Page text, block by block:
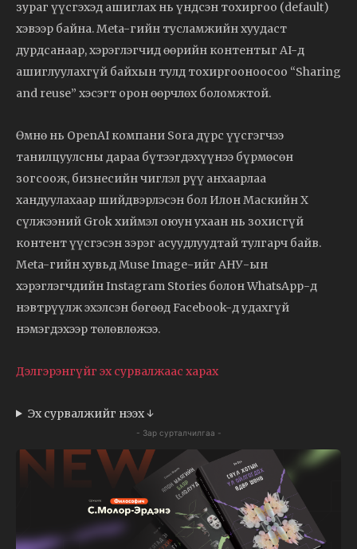
зураг үүсгэхэд ашиглах нь үндсэн тохиргоо (default)
хэвээр байна. Meta-гийн тусламжийн хуудаст
дурдсанаар, хэрэглэгчид өөрийн контентыг AI-д
ашиглуулахгүй байхын тулд тохиргооноосоо “Sharing
and reuse” хэсэгт орон өөрчлөх боломжтой.
Өмнө нь OpenAI компани Sora дүрс үүсгэгчээ
танилцуулсны дараа бүтээгдэхүүнээ бүрмөсөн
зогсоож, бизнесийн чиглэл рүү анхаарлаа
хандуулахаар шийдвэрлэсэн бол Илон Маскийн X
сүлжээний Grok хиймэл оюун ухаан нь зохисгүй
контент үүсгэсэн зэрэг асуудлуудтай тулгарч байв.
Meta-гийн хувьд Muse Image-ийг АНУ-ын
хэрэглэгчдийн Instagram Stories болон WhatsApp-д
нэвтрүүлж эхэлсэн бөгөөд Facebook-д удахгүй
нэмэгдэхээр төлөвлөжээ.
Дэлгэрэнгүйг эх сурвалжаас харах
Эх сурвалжийг нээх ↓
- Зар сурталчилгаа -